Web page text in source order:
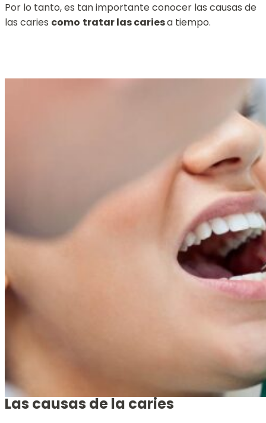
Por lo tanto, es tan importante conocer las causas de
las caries como tratarlas cariesa tiempo.
Las causas de la caries